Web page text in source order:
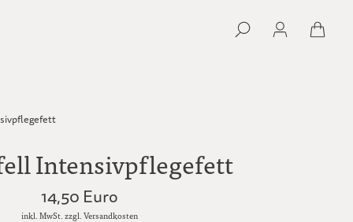
Intensivpflegefett
14,50 Euro
inkl. MwSt. zzgl. Versandkosten